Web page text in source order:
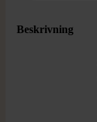
Beskrivning